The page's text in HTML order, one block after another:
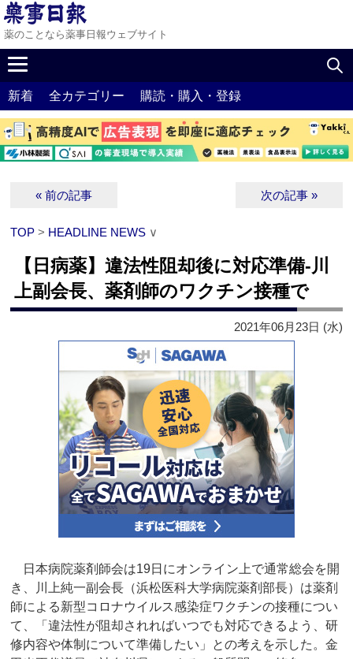
薬のことなら薬事日報ウェブサイト
新着 全カテゴリー 購読・購入・登録
« 前の記事 次の記事 »
TOP > HEADLINE NEWS ∨
【日病薬】違法性阻却後に対応準備‐川
上副会長、薬剤師のワクチン接種で
2021年06月23日 (水)
日本病院薬剤師会は19日にオンライン上で通常総会を開
き、川上純一副会長（浜松医科大学病院薬剤部長）は薬剤
師による新型コロナウイルス感染症ワクチンの接種につい
て、「違法性が阻却されればいつでも対応できるよう、研
修内容や体制について準備したい」との考えを示した。金